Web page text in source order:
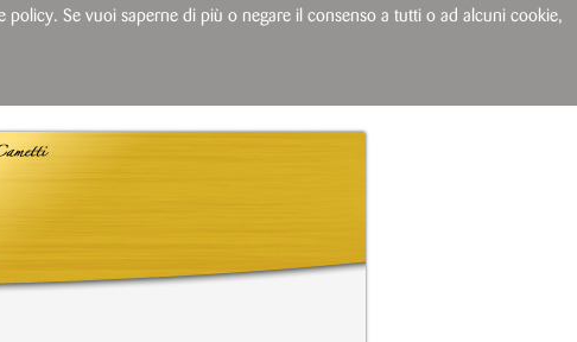
Se vuoi saperne di più o negare il consenso a tutti o ad alcuni cookie,